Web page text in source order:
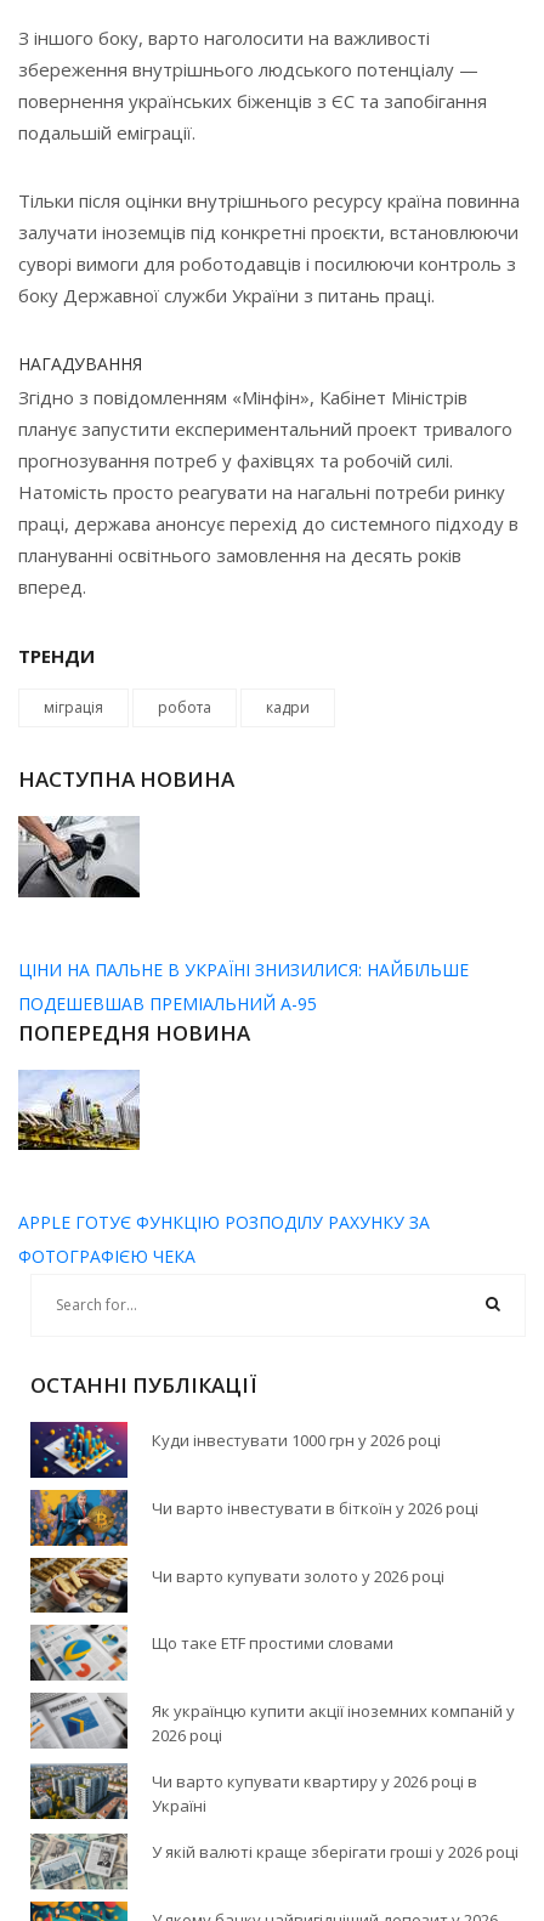
З іншого боку, варто наголосити на важливості
збереження внутрішнього людського потенціалу —
повернення українських біженців з ЄС та запобігання
подальшій еміграції.
Тільки після оцінки внутрішнього ресурсу країна повинна
залучати іноземців під конкретні проєкти, встановлюючи
суворі вимоги для роботодавців і посилюючи контроль з
боку Державної служби України з питань праці.
НАГАДУВАННЯ
Згідно з повідомленням «Мінфін», Кабінет Міністрів
планує запустити експериментальний проект тривалого
прогнозування потреб у фахівцях та робочій силі.
Натомість просто реагувати на нагальні потреби ринку
праці, держава анонсує перехід до системного підходу в
плануванні освітнього замовлення на десять років
вперед.
ТРЕНДИ
міграція робота кадри
НАСТУПНА НОВИНА
ЦІНИ НА ПАЛЬНЕ В УКРАЇНІ ЗНИЗИЛИСЯ: НАЙБІЛЬШЕ
ПОДЕШЕВШАВ ПРЕМІАЛЬНИЙ А-95
ПОПЕРЕДНЯ НОВИНА
APPLE ГОТУЄ ФУНКЦІЮ РОЗПОДІЛУ РАХУНКУ ЗА
ФОТОГРАФІЄЮ ЧЕКА
ОСТАННІ ПУБЛІКАЦІЇ
Куди інвестувати 1000 грн у 2026 році
Чи варто інвестувати в біткоїн у 2026 році
Чи варто купувати золото у 2026 році
Що таке ETF простими словами
Як українцю купити акції іноземних компаній у
2026 році
Чи варто купувати квартиру у 2026 році в
Україні
У якій валюті краще зберігати гроші у 2026 році